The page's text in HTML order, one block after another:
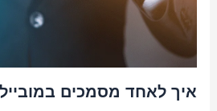
איך לאחד מסמכים במובייל